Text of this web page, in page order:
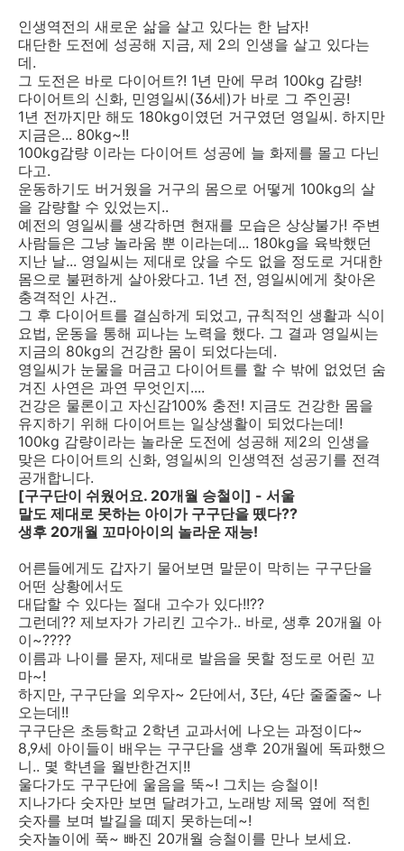
인생역전의 새로운 삶을 살고 있다는 한 남자!
대단한 도전에 성공해 지금, 제 2의 인생을 살고 있다는
데.
그 도전은 바로 다이어트?! 1년 만에 무려 100kg 감량!
다이어트의 신화, 민영일씨(36세)가 바로 그 주인공!
1년 전까지만 해도 180kg이였던 거구였던 영일씨. 하지만
지금은... 80kg~!!
100kg감량 이라는 다이어트 성공에 늘 화제를 몰고 다닌
다고.
운동하기도 버거웠을 거구의 몸으로 어떻게 100kg의 살
을 감량할 수 있었는지..
예전의 영일씨를 생각하면 현재를 모습은 상상불가! 주변
사람들은 그냥 놀라움 뿐 이라는데... 180kg을 육박했던
지난 날... 영일씨는 제대로 앉을 수도 없을 정도로 거대한
몸으로 불편하게 살아왔다고. 1년 전, 영일씨에게 찾아온
충격적인 사건..
그 후 다이어트를 결심하게 되었고, 규칙적인 생활과 식이
요법, 운동을 통해 피나는 노력을 했다. 그 결과 영일씨는
지금의 80kg의 건강한 몸이 되었다는데.
영일씨가 눈물을 머금고 다이어트를 할 수 밖에 없었던 숨
겨진 사연은 과연 무엇인지....
건강은 물론이고 자신감100% 충전! 지금도 건강한 몸을
유지하기 위해 다이어트는 일상생활이 되었다는데!
100kg 감량이라는 놀라운 도전에 성공해 제2의 인생을
맞은 다이어트의 신화, 영일씨의 인생역전 성공기를 전격
공개합니다.
[구구단이 쉬웠어요. 20개월 승철이] - 서울
말도 제대로 못하는 아이가 구구단을 뗐다??
생후 20개월 꼬마아이의 놀라운 재능!
어른들에게도 갑자기 물어보면 말문이 막히는 구구단을
어떤 상황에서도
대답할 수 있다는 절대 고수가 있다!!??
그런데?? 제보자가 가리킨 고수가.. 바로, 생후 20개월 아
이~????
이름과 나이를 묻자, 제대로 발음을 못할 정도로 어린 꼬
마~!
하지만, 구구단을 외우자~ 2단에서, 3단, 4단 줄줄줄~ 나
오는데!!
구구단은 초등학교 2학년 교과서에 나오는 과정이다~
8,9세 아이들이 배우는 구구단을 생후 20개월에 독파했으
니.. 몇 학년을 월반한건지!!
울다가도 구구단에 울음을 뚝~! 그치는 승철이!
지나가다 숫자만 보면 달려가고, 노래방 제목 옆에 적힌
숫자를 보며 발길을 떼지 못하는데~!
숫자놀이에 푹~ 빠진 20개월 승철이를 만나 보세요.